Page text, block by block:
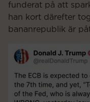
funderat på att
han kort därefter
bananrepublik är